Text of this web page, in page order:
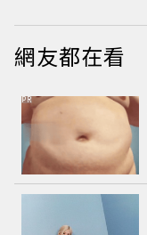
網友都在看
PR